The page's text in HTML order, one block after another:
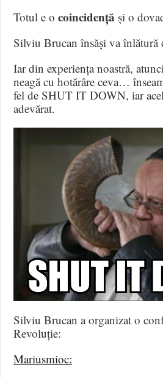
Totul e ocoincidență și o
Silviu Brucan însăși va înlătură
Iar din experiența noastră,
neagă cu hotărâre ceva…
fel de SHUT IT DOWN, iar
adevărat.
Silviu Brucan a organizat o
Revoluție:
Mariusmioc: